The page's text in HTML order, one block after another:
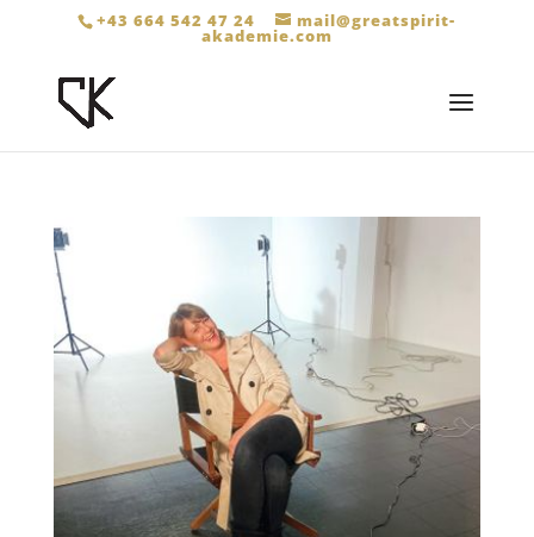
+43 664 542 47 24 mail@greatspirit-
akademie.com